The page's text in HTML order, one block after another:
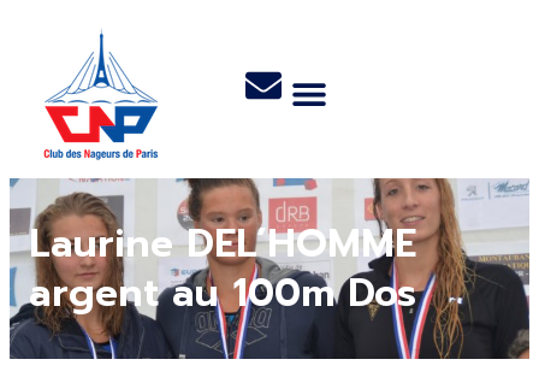
Laurine DEL’HOMME
argent au 100m Dos